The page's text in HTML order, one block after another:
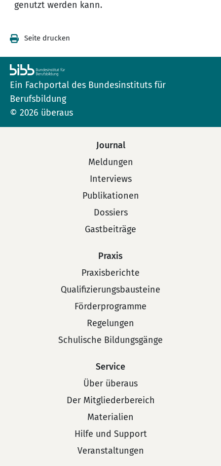
genutzt werden kann.
Seite drucken
Ein Fachportal des Bundesinstituts für
Berufsbildung
© 2026 überaus
Journal
Meldungen
Interviews
Publikationen
Dossiers
Gastbeiträge
Praxis
Praxisberichte
Qualifizierungsbausteine
Förderprogramme
Regelungen
Schulische Bildungsgänge
Service
Über überaus
Der Mitgliederbereich
Materialien
Hilfe und Support
Veranstaltungen